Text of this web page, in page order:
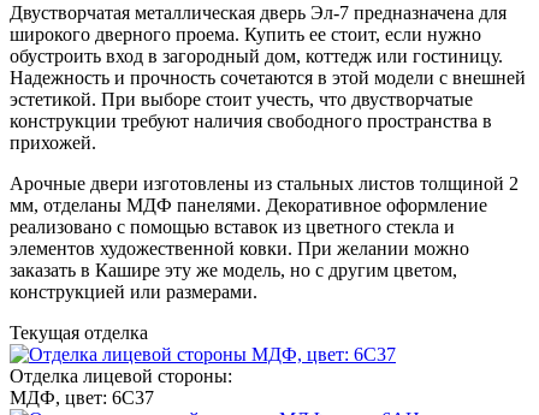
Двустворчатая металлическая дверь Эл-7 предназначена для
широкого дверного проема. Купить ее стоит, если нужно
обустроить вход в загородный дом, коттедж или гостиницу.
Надежность и прочность сочетаются в этой модели с внешней
эстетикой. При выборе стоит учесть, что двустворчатые
конструкции требуют наличия свободного пространства в
прихожей.
Арочные двери изготовлены из стальных листов толщиной 2
мм, отделаны МДФ панелями. Декоративное оформление
реализовано с помощью вставок из цветного стекла и
элементов художественной ковки. При желании можно
заказать в Кашире эту же модель, но с другим цветом,
конструкцией или размерами.
Текущая отделка
Отделка лицевой стороны:
МДФ, цвет: 6С37